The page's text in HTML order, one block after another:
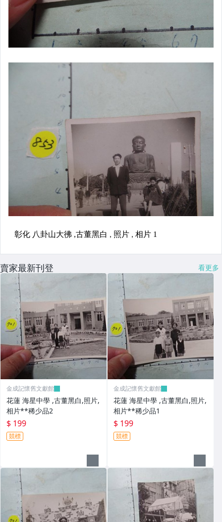
賣家最新刊登 看更多
金成記懷舊文獻館
花蓮 海星中學 ,古董黑白,照片,
相片**稀少品2
$ 199
競標
金成記懷舊文獻館
花蓮 海星中學 ,古董黑白,照片,
相片**稀少品1
$ 199
競標